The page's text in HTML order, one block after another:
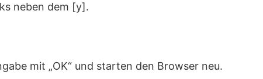
neben dem [y].
mit „OK“ und starten den Browser neu.